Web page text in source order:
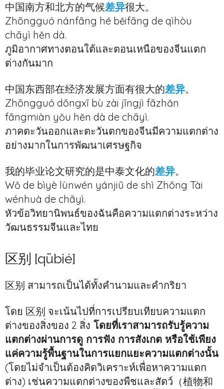
中国南方和北方的气候差异很大。
Zhōngguó nánfāng hé běifāng de qìhòu
chāyì hěn dà.
ภูมิอากาศทางตอนใต้และตอนเหนือของจีนแตก
ต่างกันมาก
中国东西部在经济发展方面有很大的差异。
Zhōngguó dōngxī bù zài jīngjì fāzhǎn
fāngmiàn yǒu hěn dà de chāyì.
ภาคตะวันออกและตะวันตกของจีนมีความแตกต่าง
อย่างมากในการพัฒนาเศรษฐกิจ
我的毕业论文研究的是中泰文化的差异。
Wǒ de bìyè lùnwén yánjiū de shì Zhōng Tài
wénhuà de chāyì.
หัวข้อวิทยานิพนธ์ของฉันคือความแตกต่างระหว่าง
วัฒนธรรมจีนและไทย
区别 [qūbié]
区别 สามารถเป็นได้ทั้งคำนามและคำกริยา
โดย 区别 จะเน้นไปที่การเปรียบเทียบความแตก
ต่างของสิ่งของ 2 สิ่ง โดยที่เราสามารถรับรู้ความ
แตกต่างผ่านการดู การฟัง การสังเกต หรือใช้เพียง
แค่ความรู้พื้นฐานในการแยกแยะความแตกต่างนั้น
(โดยไม่จำเป็นต้องคิดวิเคราะห์เพื่อหาความแตก
ต่าง) เช่นความแตกต่างของพืชและสัตว์（植物和